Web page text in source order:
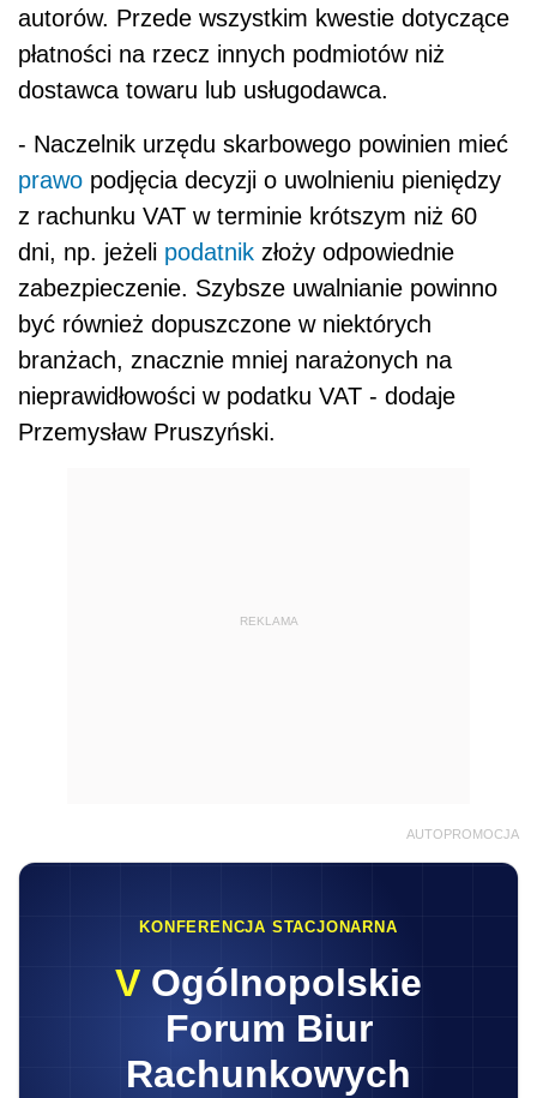
autorów. Przede wszystkim kwestie dotyczące
płatności na rzecz innych podmiotów niż
dostawca towaru lub usługodawca.
- Naczelnik urzędu skarbowego powinien mieć
prawo podjęcia decyzji o uwolnieniu pieniędzy
z rachunku VAT w terminie krótszym niż 60
dni, np. jeżeli podatnik złoży odpowiednie
zabezpieczenie. Szybsze uwalnianie powinno
być również dopuszczone w niektórych
branżach, znacznie mniej narażonych na
nieprawidłowości w podatku VAT - dodaje
Przemysław Pruszyński.
REKLAMA
AUTOPROMOCJA
KONFERENCJA STACJONARNA
V Ogólnopolskie
Forum Biur
Rachunkowych